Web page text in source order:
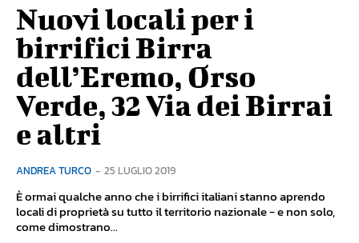
Nuovi locali per i
birrifici Birra
dell’Eremo, Orso
Verde, 32 Via dei Birrai
e altri
ANDREA TURCO - 25 LUGLIO 2019
È ormai qualche anno che i birrifici italiani stanno aprendo
locali di proprietà su tutto il territorio nazionale - e non solo,
come dimostrano...